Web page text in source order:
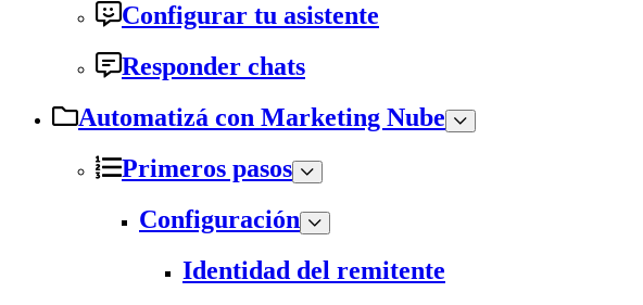
Configurar tu asistente
Responder chats
Automatizá con Marketing Nube
Primeros pasos
Configuración
Identidad del remitente